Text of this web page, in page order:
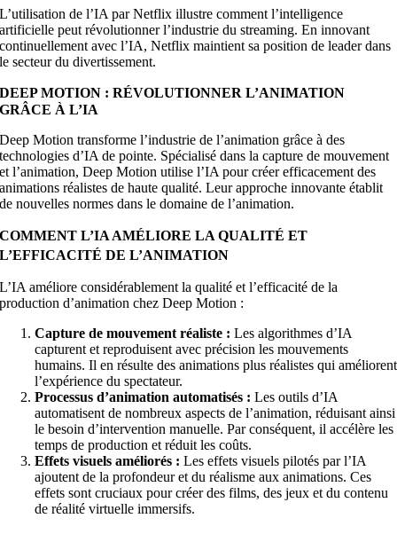
L’utilisation de l’IA par Netflix illustre comment l’intelligence
artificielle peut révolutionner l’industrie du streaming. En innovant
continuellement avec l’IA, Netflix maintient sa position de leader dans
le secteur du divertissement.
DEEP MOTION : RÉVOLUTIONNER L’ANIMATION
GRÂCE À L’IA
Deep Motion transforme l’industrie de l’animation grâce à des
technologies d’IA de pointe. Spécialisé dans la capture de mouvement
et l’animation, Deep Motion utilise l’IA pour créer efficacement des
animations réalistes de haute qualité. Leur approche innovante établit
de nouvelles normes dans le domaine de l’animation.
COMMENT L’IA AMÉLIORE LA QUALITÉ ET
L’EFFICACITÉ DE L’ANIMATION
L’IA améliore considérablement la qualité et l’efficacité de la
production d’animation chez Deep Motion :
Capture de mouvement réaliste : Les algorithmes d’IA
capturent et reproduisent avec précision les mouvements
humains. Il en résulte des animations plus réalistes qui améliorent
l’expérience du spectateur.
Processus d’animation automatisés : Les outils d’IA
automatisent de nombreux aspects de l’animation, réduisant ainsi
le besoin d’intervention manuelle. Par conséquent, il accélère les
temps de production et réduit les coûts.
Effets visuels améliorés : Les effets visuels pilotés par l’IA
ajoutent de la profondeur et du réalisme aux animations. Ces
effets sont cruciaux pour créer des films, des jeux et du contenu
de réalité virtuelle immersifs.